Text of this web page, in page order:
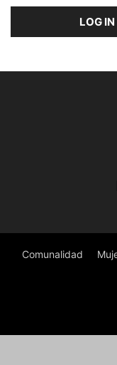
LOG
Comunalidad